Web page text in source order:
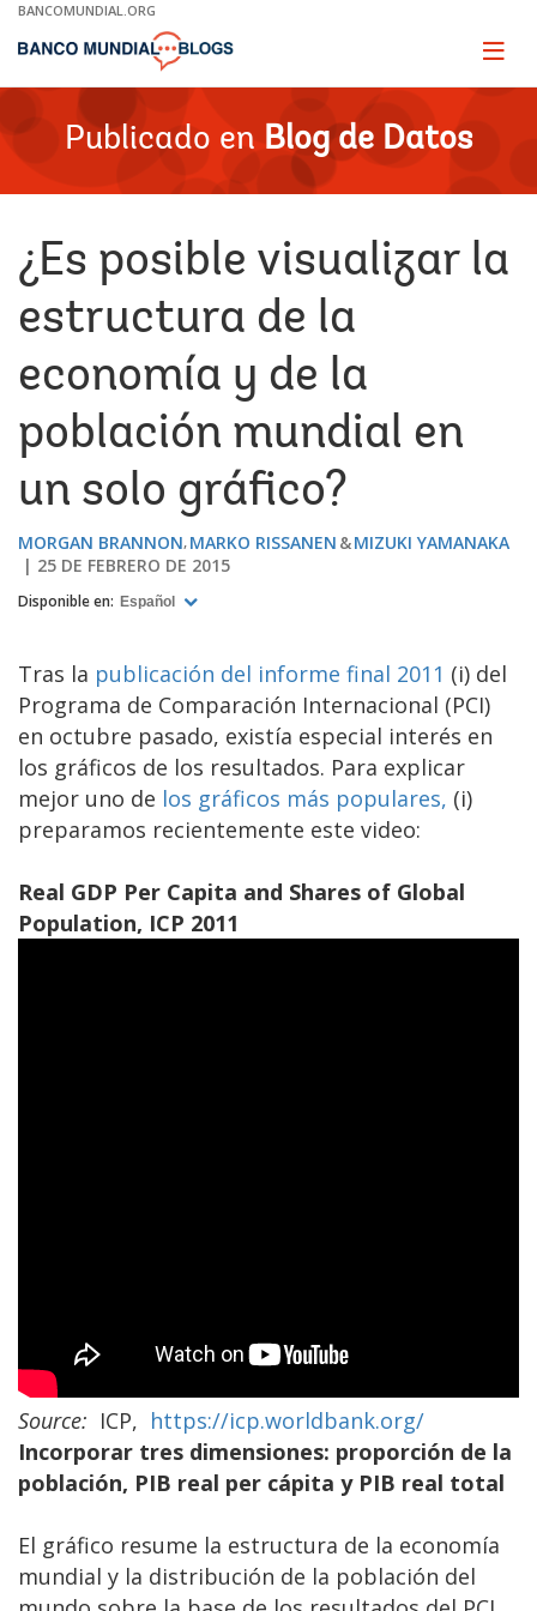
Skip
Main
BANCOMUNDIAL.ORG
Page
Publicado en Blog de Datos
¿Es posible visualizar la
estructura de la
economía y de la
población mundial en
un solo gráfico?
MORGAN BRANNON MARKO RISSANEN
MIZUKI YAMANAKA
25 DE FEBRERO DE 2015
Disponible en: Español
Tras la publicación del informe final 2011 (i) del
Programa de Comparación Internacional (PCI)
en octubre pasado, existía especial interés en
los gráficos de los resultados. Para explicar
mejor uno de los gráficos más populares, (i)
preparamos recientemente este video:
Real GDP Per Capita and Shares of Global
Population, ICP 2011
Source: ICP, https://icp.worldbank.org/
Incorporar tres dimensiones: proporción de la
población, PIB real per cápita y PIB real total
El gráfico resume la estructura de la economía
mundial y la distribución de la población del